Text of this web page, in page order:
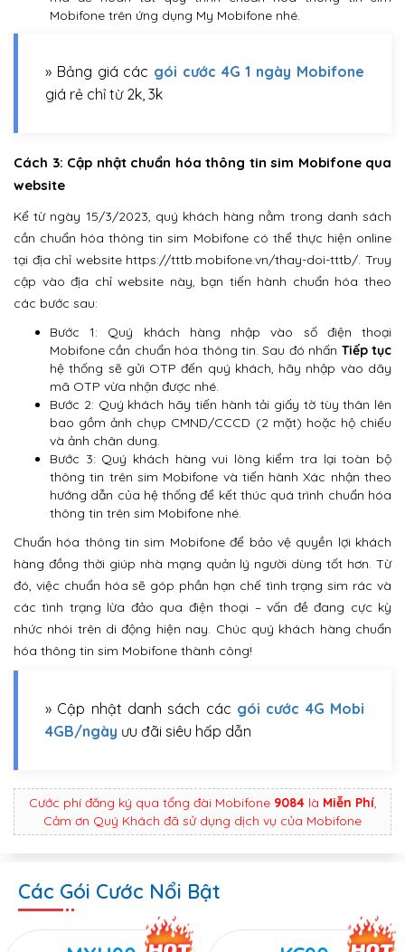
Mobifone trên ứng dụng My Mobifone nhé.
» Bảng giá các gói cước 4G 1 ngày Mobifone
giá rẻ chỉ từ 2k, 3k
Cách 3: Cập nhật chuẩn hóa thông tin sim Mobifone qua
website
Kể từ ngày 15/3/2023, quý khách hàng nằm trong danh sách
cần chuẩn hóa thông tin sim Mobifone có thể thực hiện online
tại địa chỉ website https://tttb.mobifone.vn/thay-doi-tttb/. Truy
cập vào địa chỉ website này, bạn tiến hành chuẩn hóa theo
các bước sau:
Bước 1: Quý khách hàng nhập vào số điện thoại
Mobifone cần chuẩn hóa thông tin. Sau đó nhấn Tiếp tục
hệ thống sẽ gửi OTP đến quý khách, hãy nhập vào dãy
mã OTP vừa nhận được nhé.
Bước 2: Quý khách hãy tiến hành tải giấy tờ tùy thân lên
bao gồm ảnh chụp CMND/CCCD (2 mặt) hoặc hộ chiếu
và ảnh chân dung.
Bước 3: Quý khách hàng vui lòng kiểm tra lại toàn bộ
thông tin trên sim Mobifone và tiến hành Xác nhận theo
hướng dẫn của hệ thống để kết thúc quá trình chuẩn hóa
thông tin trên sim Mobifone nhé.
Chuẩn hóa thông tin sim Mobifone để bảo vệ quyền lợi khách
hàng đồng thời giúp nhà mạng quản lý người dùng tốt hơn. Từ
đó, việc chuẩn hóa sẽ góp phần hạn chế tình trạng sim rác và
các tình trạng lừa đảo qua điện thoại – vấn đề đang cực kỳ
nhức nhói trên di động hiện nay. Chúc quý khách hàng chuẩn
hóa thông tin sim Mobifone thành công!
» Cập nhật danh sách các gói cước 4G Mobi
4GB/ngày ưu đãi siêu hấp dẫn
Cước phí đăng ký qua tổng đài Mobifone 9084là Miễn Phí,
Cảm ơn Quý Khách đã sử dụng dịch vụ của Mobifone
Các Gói Cước Nổi Bật